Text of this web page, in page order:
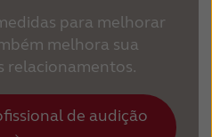
para melhorar
melhora sua
relacionamentos.
de audição